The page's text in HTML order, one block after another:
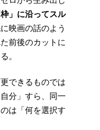
」に沿ってスル
に映画の話のよう
前後のカットに
。
できるものでは
分」すら、同一
は「何を選択す